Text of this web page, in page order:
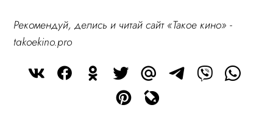
Рекомендуй, делись и читай сайт «Такое кино» -
takoekino.pro